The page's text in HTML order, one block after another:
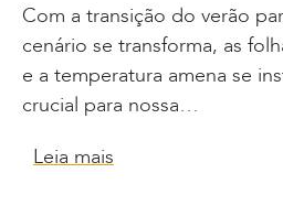
Com a transição do verão
cenário se transforma, as
e a temperatura amena se
crucial para nossa…
Leia mais